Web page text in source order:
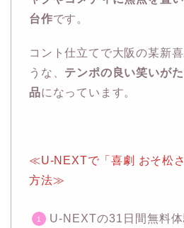
台作です。
コント仕立てで大阪の某新
うな、 テンポの良い笑いが
品になっています。
≪U-NEXTで「喜劇 おそ松
方法≫
U-NEXTの31日間無料体